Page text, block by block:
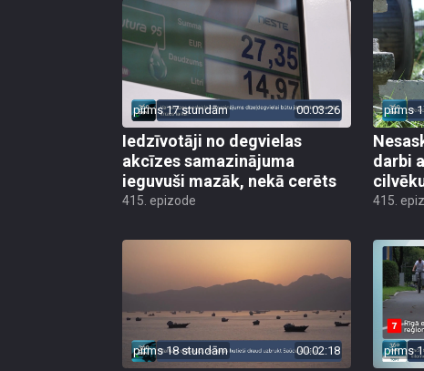
pirms 17 stundām 00:03:26
Iedzīvotāji no degvielas
akcīzes samazinājuma
ieguvuši mazāk, nekā cerēts
415. epizode
pirms
darbi
415.
pirms 18 stundām 00:02:18 pirms